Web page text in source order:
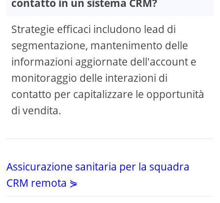
contatto in un sistema CRM?
Strategie efficaci includono lead di
segmentazione, mantenimento delle
informazioni aggiornate dell'account e
monitoraggio delle interazioni di
contatto per capitalizzare le opportunità
di vendita.
Assicurazione sanitaria per la squadra
CRM remota ⋟